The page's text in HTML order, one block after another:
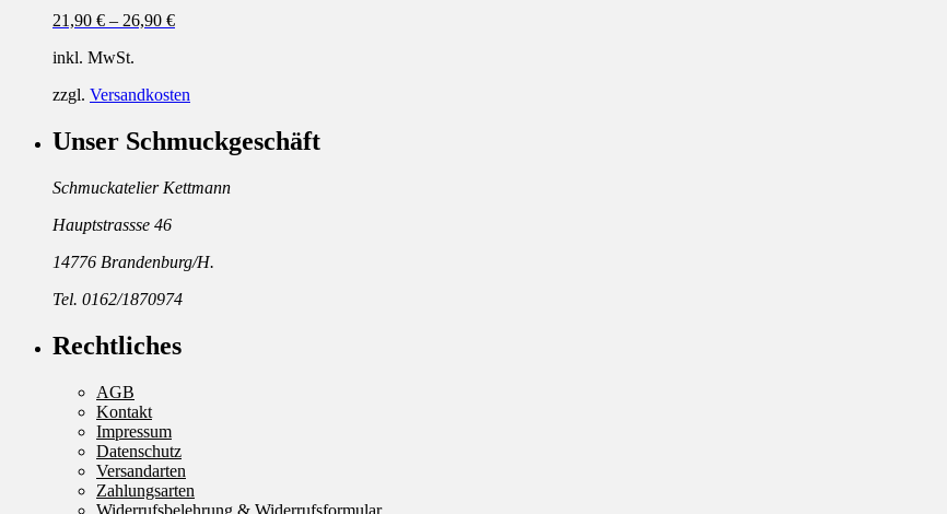
21,90 € – 26,90 €
inkl. MwSt.
zzgl. Versandkosten
Unser Schmuckgeschäft
Schmuckatelier Kettmann
Hauptstrassse 46
14776 Brandenburg/H.
Tel. 0162/1870974
Rechtliches
AGB
Kontakt
Impressum
Datenschutz
Versandarten
Zahlungsarten
Widerrufsbelehrung & Widerrufsformular